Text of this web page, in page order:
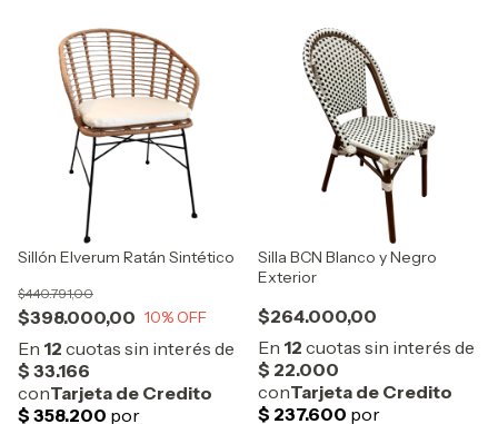
Sillón Elverum Ratán Sintético
$398.000,00
$440.791,00
10% OFF
Silla BCN Blanco y Negro
Exterior
$264.000,00